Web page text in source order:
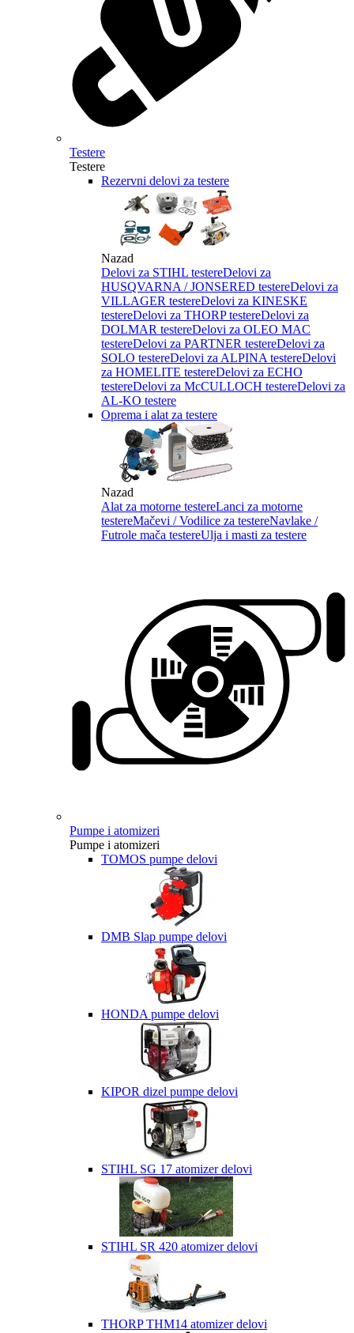
Testere
Testere
Rezervni delovi za testere
Nazad
Delovi za STIHL testereDelovi za
HUSQVARNA / JONSERED testereDelovi za
VILLAGER testereDelovi za KINESKE
testereDelovi za THORP testereDelovi za
DOLMAR testereDelovi za OLEO MAC
testereDelovi za PARTNER testereDelovi za
SOLO testereDelovi za ALPINA testereDelovi
za HOMELITE testereDelovi za ECHO
testereDelovi za McCULLOCH testereDelovi za
AL-KO testere
Oprema i alat za testere
Nazad
Alat za motorne testereLanci za motorne
testereMačevi / Vodilice za testereNavlake /
Futrole mača testereUlja i masti za testere
Pumpe i atomizeri
Pumpe i atomizeri
TOMOS pumpe delovi
DMB Slap pumpe delovi
HONDA pumpe delovi
KIPOR dizel pumpe delovi
STIHL SG 17 atomizer delovi
STIHL SR 420 atomizer delovi
THORP THM14 atomizer delovi